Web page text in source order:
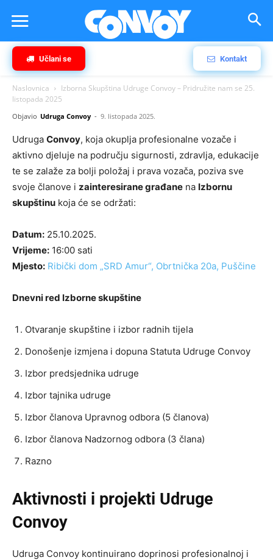
Učlani se Kontakt
Naslovnica
Izborna Skupština Udruge Convoy – Pridružite nam se 25.
listopada 2025
Objavio Udruga Convoy - 9. listopada 2025.
Udruga Convoy, koja okuplja profesionalne vozače i
aktivno djeluje na području sigurnosti, zdravlja, edukacije
te se zalaže za bolji položaj i prava vozača, poziva sve
svoje članove i zainteresirane građane na Izbornu
skupštinu koja će se održati:
Datum: 25.10.2025.
Vrijeme: 16:00 sati
Mjesto: Ribički dom „SRD Amur“, Obrtnička 20a, Puščine
Dnevni red Izborne skupštine
Otvaranje skupštine i izbor radnih tijela
Donošenje izmjena i dopuna Statuta Udruge Convoy
Izbor predsjednika udruge
Izbor tajnika udruge
Izbor članova Upravnog odbora (5 članova)
Izbor članova Nadzornog odbora (3 člana)
Razno
Aktivnosti i projekti Udruge
Convoy
Udruga Convoy kontinuirano doprinosi profesionalnoj i